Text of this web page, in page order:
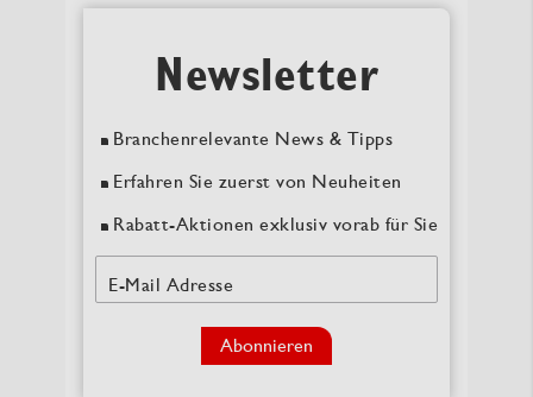
Newsletter
Branchenrelevante News & Tipps
Erfahren Sie zuerst von Neuheiten
Rabatt-Aktionen exklusiv vorab für Sie
E-Mail Adresse
Abonnieren